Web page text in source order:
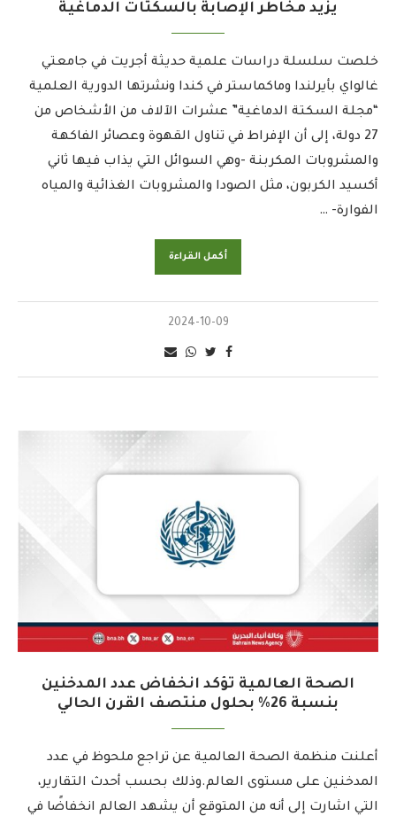
يزيد مخاطر الإصابة بالسكتات الدماغية
خلصت سلسلة دراسات علمية حديثة أجريت في جامعتي
غالواي بأيرلندا وماكماستر في كندا ونشرتها الدورية العلمية
“مجلة السكتة الدماغية” عشرات الآلاف من الأشخاص من
27 دولة، إلى أن الإفراط في تناول القهوة وعصائر الفاكهة
والمشروبات المكربنة -وهي السوائل التي يذاب فيها ثاني
أكسيد الكربون، مثل الصودا والمشروبات الغذائية والمياه
الفوارة- …
أكمل القراءة
2024-10-09
الصحة العالمية تؤكد انخفاض عدد المدخنين
بنسبة 26% بحلول منتصف القرن الحالي
أعلنت منظمة الصحة العالمية عن تراجع ملحوظ في عدد
المدخنين على مستوى العالم.وذلك بحسب أحدث التقارير،
التي اشارت إلى أنه من المتوقع أن يشهد العالم انخفاضًا في